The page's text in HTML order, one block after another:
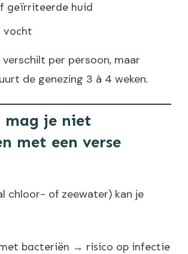
geïrriteerde huid
vocht
per persoon, maar
de genezing 3 à 4 weken.
mag je niet
met een verse
chloor- of zeewater) kan je
bacteriën → risico op infectie